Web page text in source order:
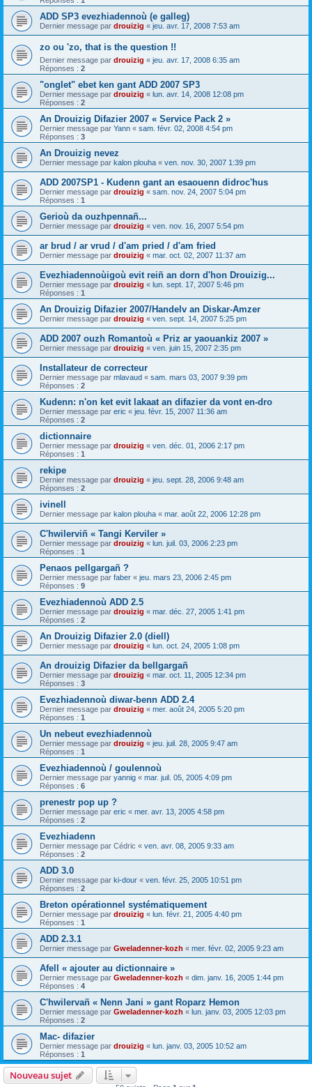
ADD SP3 evezhiadennoù (e galleg)
Dernier message par drouizig « jeu. avr. 17, 2008 7:53 am
zo ou 'zo, that is the question !!
Dernier message par drouizig « jeu. avr. 17, 2008 6:35 am
Réponses : 2
"onglet" ebet ken gant ADD 2007 SP3
Dernier message par drouizig « lun. avr. 14, 2008 12:08 pm
Réponses : 2
An Drouizig Difazier 2007 « Service Pack 2 »
Dernier message par Yann « sam. févr. 02, 2008 4:54 pm
Réponses : 3
An Drouizig nevez
Dernier message par kalon plouha « ven. nov. 30, 2007 1:39 pm
ADD 2007SP1 - Kudenn gant an esaouenn didroc'hus
Dernier message par drouizig « sam. nov. 24, 2007 5:04 pm
Réponses : 1
Gerioù da ouzhpennañ...
Dernier message par drouizig « ven. nov. 16, 2007 5:54 pm
ar brud / ar vrud / d'am pried / d'am fried
Dernier message par drouizig « mar. oct. 02, 2007 11:37 am
Evezhiadennoùigoù evit reiñ an dorn d'hon Drouizig...
Dernier message par drouizig « lun. sept. 17, 2007 5:46 pm
Réponses : 1
An Drouizig Difazier 2007/Handelv an Diskar-Amzer
Dernier message par drouizig « ven. sept. 14, 2007 5:25 pm
ADD 2007 ouzh Romantoù « Priz ar yaouankiz 2007 »
Dernier message par drouizig « ven. juin 15, 2007 2:35 pm
Installateur de correcteur
Dernier message par mlavaud « sam. mars 03, 2007 9:39 pm
Réponses : 2
Kudenn: n'on ket evit lakaat an difazier da vont en-dro
Dernier message par eric « jeu. févr. 15, 2007 11:36 am
Réponses : 2
dictionnaire
Dernier message par drouizig « ven. déc. 01, 2006 2:17 pm
Réponses : 1
rekipe
Dernier message par drouizig « jeu. sept. 28, 2006 9:48 am
Réponses : 2
ivinell
Dernier message par kalon plouha « mar. août 22, 2006 12:28 pm
C'hwilerviñ « Tangi Kerviler »
Dernier message par drouizig « lun. juil. 03, 2006 2:23 pm
Réponses : 1
Penaos pellgargañ ?
Dernier message par faber « jeu. mars 23, 2006 2:45 pm
Réponses : 9
Evezhiadennoù ADD 2.5
Dernier message par drouizig « mar. déc. 27, 2005 1:41 pm
Réponses : 2
An Drouizig Difazier 2.0 (diell)
Dernier message par drouizig « lun. oct. 24, 2005 1:08 pm
An drouizig Difazier da bellgargañ
Dernier message par drouizig « mar. oct. 11, 2005 12:34 pm
Réponses : 3
Evezhiadennoù diwar-benn ADD 2.4
Dernier message par drouizig « mer. août 24, 2005 5:20 pm
Réponses : 1
Un nebeut evezhiadennoù
Dernier message par drouizig « jeu. juil. 28, 2005 9:47 am
Réponses : 1
Evezhiadennoù / goulennoù
Dernier message par yannig « mar. juil. 05, 2005 4:09 pm
Réponses : 6
prenestr pop up ?
Dernier message par eric « mer. avr. 13, 2005 4:58 pm
Réponses : 2
Evezhiadenn
Dernier message par Cédric « ven. avr. 08, 2005 9:33 am
Réponses : 2
ADD 3.0
Dernier message par ki-dour « ven. févr. 25, 2005 10:51 pm
Réponses : 2
Breton opérationnel systématiquement
Dernier message par drouizig « lun. févr. 21, 2005 4:40 pm
Réponses : 1
ADD 2.3.1
Dernier message par Gweladenner-kozh « mer. févr. 02, 2005 9:23 am
Afell « ajouter au dictionnaire »
Dernier message par Gweladenner-kozh « dim. janv. 16, 2005 1:44 pm
Réponses : 4
C'hwilervañ « Nenn Jani » gant Roparz Hemon
Dernier message par Gweladenner-kozh « lun. janv. 03, 2005 12:03 pm
Réponses : 2
Mac- difazier
Dernier message par drouizig « lun. janv. 03, 2005 10:52 am
Réponses : 1
Nouveau sujet